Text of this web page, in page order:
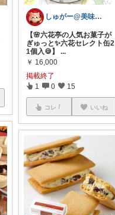
しゅがー@美味しいスイーツや雑貨紹介
【🌸六花亭の人気お菓子が
ぎゅっと✨六花セレクト缶2
1個入🍪】...
￥ 16,000
掲載終了
1 0 15
コレ いいね